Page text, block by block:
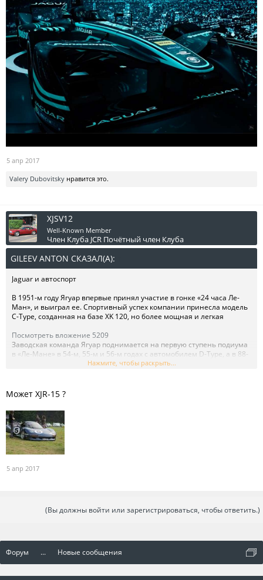
5 апр 2017
Valery Dubovitsky нравится это.
XJSV12
Well-Known Member
Член Клуба JCR Почётный член Клуба
GILEEV ANTON СКАЗАЛ(А):
Jaguar и автоспорт
В 1951-м году Ягуар впервые принял участие в гонке «24 часа Ле-
Ман», и выиграл ее. Спортивный успех компании принесла модель
C-Type, созданная на базе XK 120, но более мощная и легкая
Посмотреть вложение 5209
Заводская команда Ягуар поднимается на первую ступень подиума
в «Ле-Мане» в 54-м, 55-м и 56-м годах с автомобилем D-Type, а в 88-
м и 90-м с автомобилями XJR-9 и XJR-12 соответственно.
Нажмите, чтобы раскрыть...
Может XJR-15 ?
5 апр 2017
(Вы должны войти или зарегистрироваться, чтобы ответить.)
Форум ... Новые сообщения